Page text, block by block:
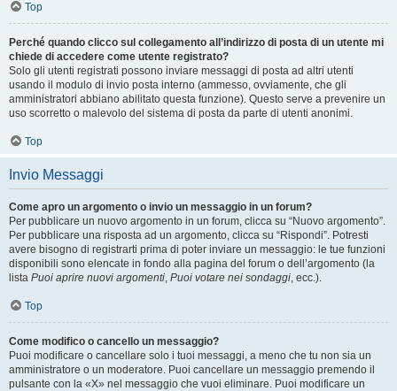
Top
Perché quando clicco sul collegamento all’indirizzo di posta di un utente mi
chiede di accedere come utente registrato?
Solo gli utenti registrati possono inviare messaggi di posta ad altri utenti
usando il modulo di invio posta interno (ammesso, ovviamente, che gli
amministratori abbiano abilitato questa funzione). Questo serve a prevenire un
uso scorretto o malevolo del sistema di posta da parte di utenti anonimi.
Top
Invio Messaggi
Come apro un argomento o invio un messaggio in un forum?
Per pubblicare un nuovo argomento in un forum, clicca su “Nuovo argomento”.
Per pubblicare una risposta ad un argomento, clicca su “Rispondi”. Potresti
avere bisogno di registrarti prima di poter inviare un messaggio: le tue funzioni
disponibili sono elencate in fondo alla pagina del forum o dell’argomento (la
lista Puoi aprire nuovi argomenti, Puoi votare nei sondaggi, ecc.).
Top
Come modifico o cancello un messaggio?
Puoi modificare o cancellare solo i tuoi messaggi, a meno che tu non sia un
amministratore o un moderatore. Puoi cancellare un messaggio premendo il
pulsante con la «X» nel messaggio che vuoi eliminare. Puoi modificare un